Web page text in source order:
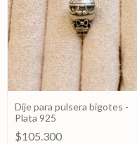
Dije para pulsera bigotes -
Plata 925
$105.300